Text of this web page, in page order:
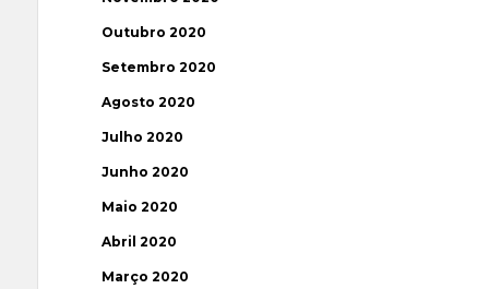
Outubro 2020
Setembro 2020
Agosto 2020
Julho 2020
Junho 2020
Maio 2020
Abril 2020
Março 2020